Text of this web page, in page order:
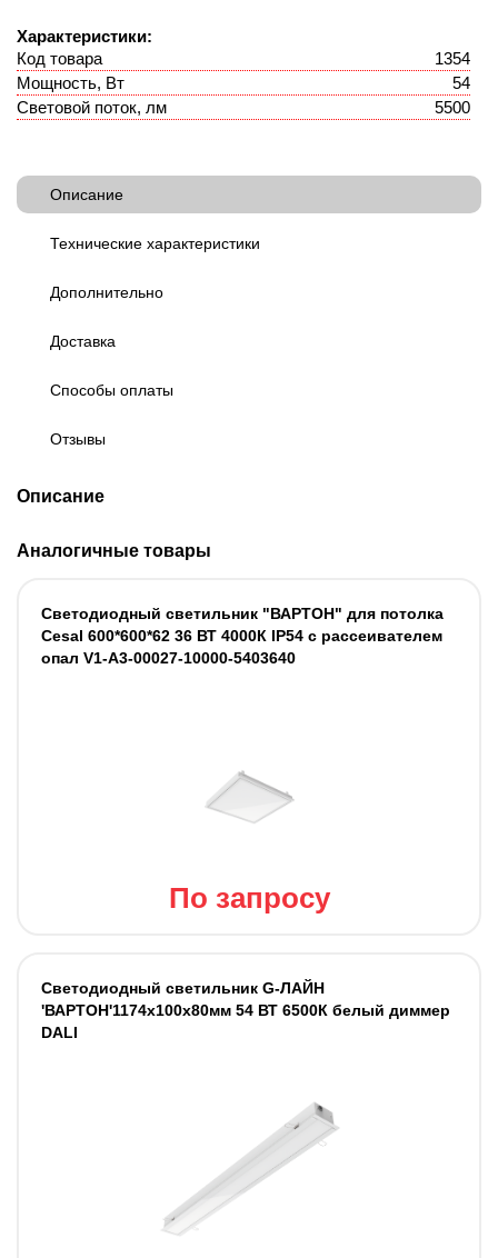
Характеристики:
Код товара
1354
Мощность, Вт
54
Световой поток, лм
5500
Описание
Технические характеристики
Дополнительно
Доставка
Способы оплаты
Отзывы
Описание
Аналогичные товары
Светодиодный светильник "ВАРТОН" для потолка
Cesal 600*600*62 36 ВТ 4000К IP54 с рассеивателем
опал V1-A3-00027-10000-5403640
По запросу
Светодиодный светильник G-ЛАЙН
'ВАРТОН'1174х100х80мм 54 ВТ 6500К белый диммер
DALI